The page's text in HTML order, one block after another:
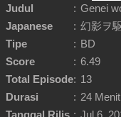
Judul : Genei
Japanese
: 幻影ヲ
Tipe
: BD
Score
: 6.49
Total Episode: 13
Durasi
: 24